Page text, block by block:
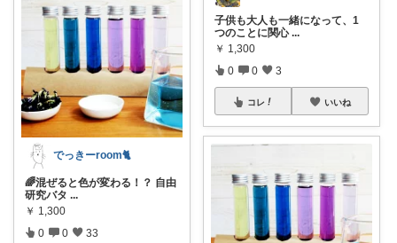
でっきーroom🐈
🌈混ぜると色が変わる！？ 自由
研究バタ ...
￥ 1,300
0 0 33
子供も大人も一緒になって、1
つのことに関心 ...
￥ 1,300
0 0 3
コレ いいね